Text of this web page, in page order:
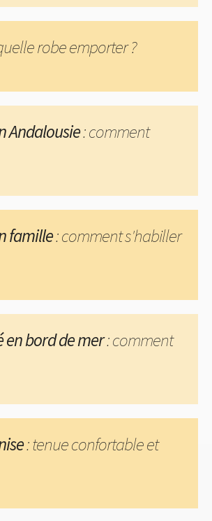
robe emporter ?
Andalousie: comment
famille: comment s'habiller
en bord de mer: comment
: tenue confortable et